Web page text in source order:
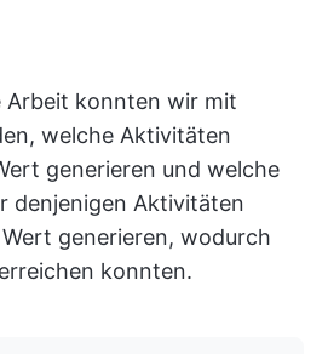
Arbeit konnten wir mit
welche Aktivitäten
generieren und welche
denjenigen Aktivitäten
generieren, wodurch
konnten.